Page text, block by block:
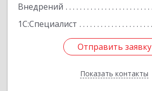
Внедрений
1С:Специалист
Отправить заявку
Показать контакты
Отправить заявку
Назад